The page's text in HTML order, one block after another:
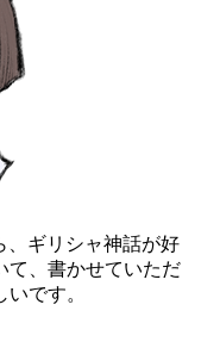
、ギリシャ神話が好
て、書かせていただ
です。